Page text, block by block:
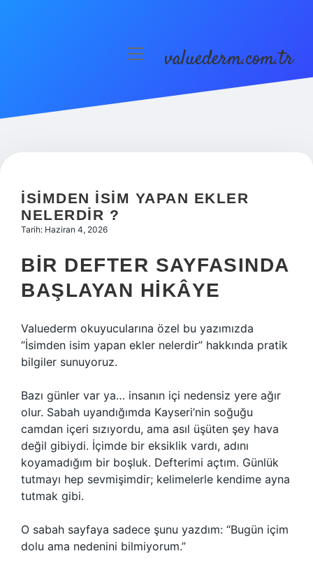
menüyüvaluederm.com.tr
İSIMDEN ISIM YAPAN EKLER
NELERDIR ?
Tarih: Haziran 4, 2026
BIR DEFTER SAYFASINDA
BAŞLAYAN HIKÂYE
Valuederm okuyucularına özel bu yazımızda
“İsimden isim yapan ekler nelerdir” hakkında pratik
bilgiler sunuyoruz.
Bazı günler var ya… insanın içi nedensiz yere ağır
olur. Sabah uyandığımda Kayseri’nin soğuğu
camdan içeri sızıyordu, ama asıl üşüten şey hava
değil gibiydi. İçimde bir eksiklik vardı, adını
koyamadığım bir boşluk. Defterimi açtım. Günlük
tutmayı hep sevmişimdir; kelimelerle kendime ayna
tutmak gibi.
O sabah sayfaya sadece şunu yazdım: “Bugün içim
dolu ama nedenini bilmiyorum.”